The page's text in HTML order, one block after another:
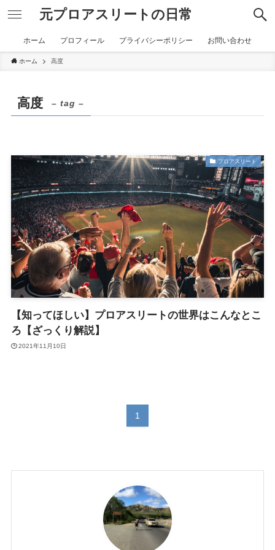
元プロアスリートの日常
ホーム プロフィール プライバシーポリシー お問い合わせ
ホーム 高度
高度 – tag –
プロアスリート
【知ってほしい】プロアスリートの世界はこんなとこ
ろ【ざっくり解説】
2021年11月10日
1